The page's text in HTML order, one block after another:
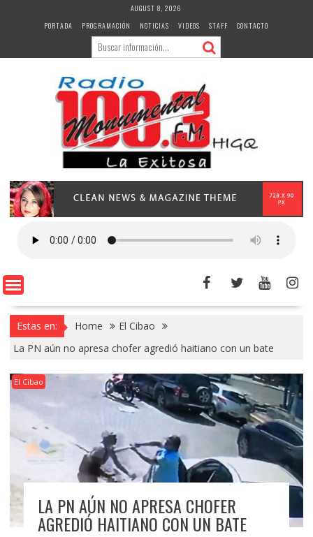
AUGUST 8, 2026
PORTADA
PROGRAMACIÓN NOTICIAS VIDEOS STAFF CONTACTO
Estas en: Home
El Cibao
La PN aún no apresa chofer agredió haitiano con un bate
El Cibao
LA PN AÚN NO APRESA CHOFER
AGREDIÓ HAITIANO CON UN BATE